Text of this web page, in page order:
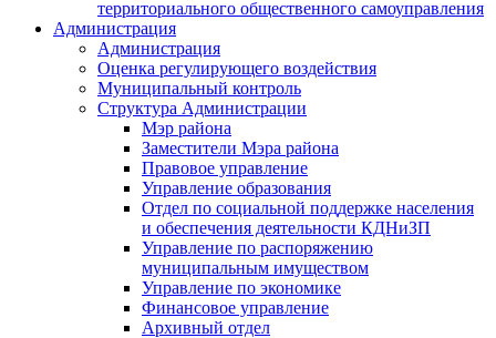
территориального общественного самоуправления
Администрация
Администрация
Оценка регулирующего воздействия
Муниципальный контроль
Структура Администрации
Мэр района
Заместители Мэра района
Правовое управление
Управление образования
Отдел по социальной поддержке населения
и обеспечения деятельности КДНиЗП
Управление по распоряжению
муниципальным имуществом
Управление по экономике
Финансовое управление
Архивный отдел